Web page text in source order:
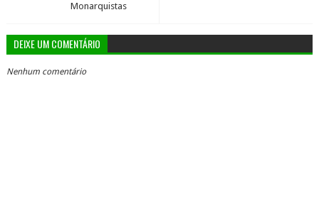
Monarquistas
DEIXE UM COMENTÁRIO
Nenhum comentário